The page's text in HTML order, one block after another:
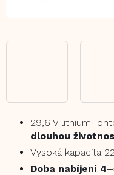
29,6 V lithium-
dlouhou
Vysoká kapacita
Doba nabíjení